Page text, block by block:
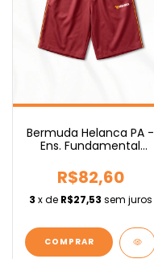
Bermuda Helanca PA -
Ens. Fundamental
R$82,60
3 x de R$27,53 sem juros
COMPRAR